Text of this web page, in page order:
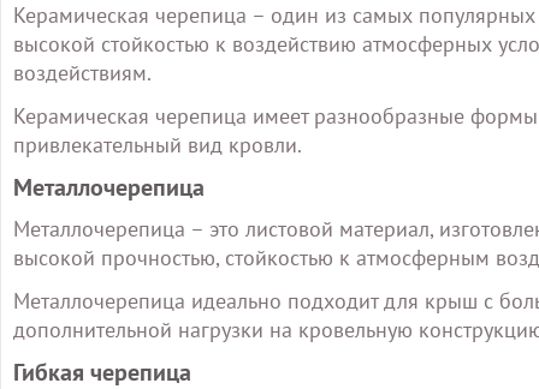
Керамическая черепица – один из самых
высокой стойкостью к воздействию атмосферных
воздействиям.
Керамическая черепица имеет разнообразные формы
привлекательный вид кровли.
Металлочерепица
Металлочерепица – это листовой материал,
высокой прочностью, стойкостью к атмосферным
Металлочерепица идеально подходит для крыш с
дополнительной нагрузки на кровельную
Гибкая черепица